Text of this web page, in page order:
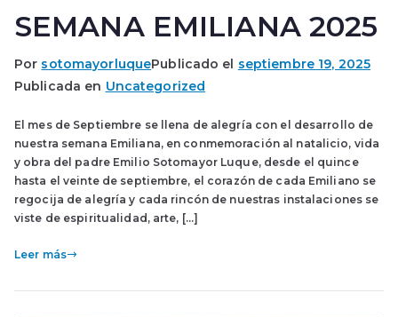
SEMANA EMILIANA 2025
Por sotomayorluquePublicado el septiembre 19, 2025
Publicada en Uncategorized
El mes de Septiembre se llena de alegría con el desarrollo de
nuestra semana Emiliana, en conmemoración al natalicio, vida
y obra del padre Emilio Sotomayor Luque, desde el quince
hasta el veinte de septiembre, el corazón de cada Emiliano se
regocija de alegría y cada rincón de nuestras instalaciones se
viste de espiritualidad, arte, […]
Leer más